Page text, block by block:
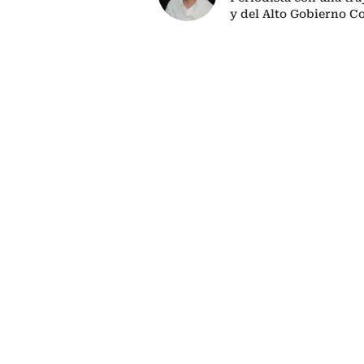
y del Alto Gobierno